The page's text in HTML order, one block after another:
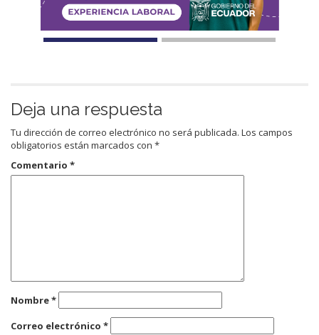
Deja una respuesta
Tu dirección de correo electrónico no será publicada. Los campos
obligatorios están marcados con *
Comentario *
Nombre*
Correo electrónico *